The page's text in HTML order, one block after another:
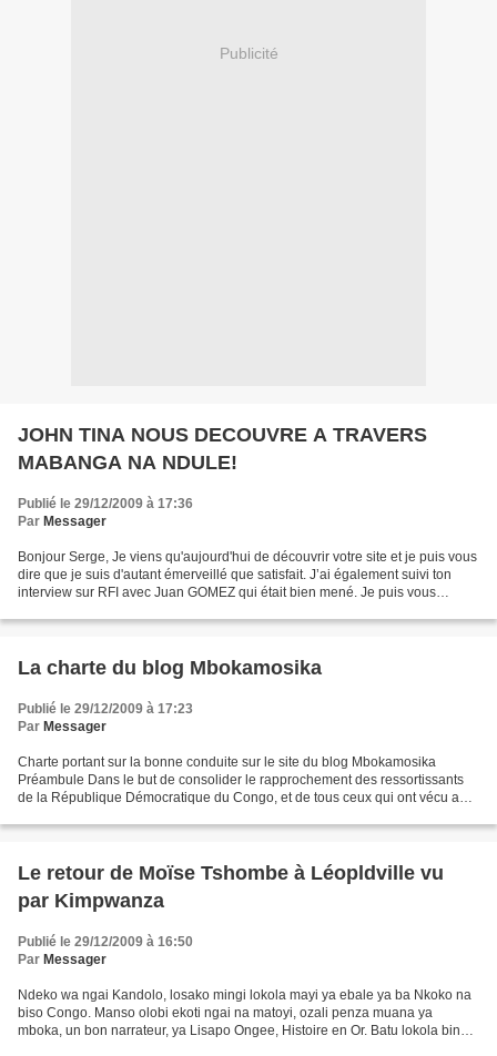
Publicité
JOHN TINA NOUS DECOUVRE A TRAVERS
MABANGA NA NDULE!
Publié le 29/12/2009 à 17:36
Par Messager
Bonjour Serge, Je viens qu'aujourd'hui de découvrir votre site et je puis vous
dire que je suis d'autant émerveillé que satisfait. J’ai également suivi ton
interview sur RFI avec Juan GOMEZ qui était bien mené. Je puis vous
La charte du blog Mbokamosika
Publié le 29/12/2009 à 17:23
Par Messager
Charte portant sur la bonne conduite sur le site du blog Mbokamosika
Préambule Dans le but de consolider le rapprochement des ressortissants
de la République Démocratique du Congo, et de tous ceux qui ont vécu au
Le retour de Moïse Tshombe à Léopldville vu
par Kimpwanza
Publié le 29/12/2009 à 16:50
Par Messager
Ndeko wa ngai Kandolo, losako mingi lokola mayi ya ebale ya ba Nkoko na
biso Congo. Manso olobi ekoti ngai na matoyi, ozali penza muana ya
mboka, un bon narrateur, ya Lisapo Ongee, Histoire en Or. Batu lokola bino,